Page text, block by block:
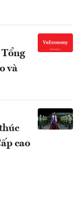
và
cao